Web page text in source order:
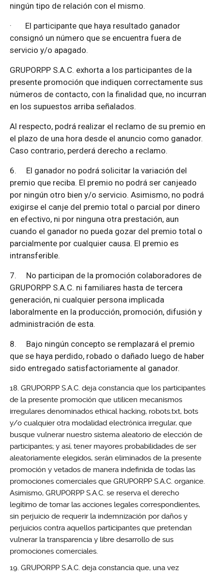
ningún tipo de relación con el mismo.
· El participante que haya resultado ganador
consignó un número que se encuentra fuera de
servicio y/o apagado.
GRUPORPP S.A.C. exhorta a los participantes de la
presente promoción que indiquen correctamente sus
números de contacto, con la finalidad que, no incurran
en los supuestos arriba señalados.
Al respecto, podrá realizar el reclamo de su premio en
el plazo de una hora desde el anuncio como ganador.
Caso contrario, perderá derecho a reclamo.
6. El ganador no podrá solicitar la variación del
premio que reciba. El premio no podrá ser canjeado
por ningún otro bien y/o servicio. Asimismo, no podrá
exigirse el canje del premio total o parcial por dinero
en efectivo, ni por ninguna otra prestación, aun
cuando el ganador no pueda gozar del premio total o
parcialmente por cualquier causa. El premio es
intransferible.
7. No participan de la promoción colaboradores de
GRUPORPP S.A.C. ni familiares hasta de tercera
generación, ni cualquier persona implicada
laboralmente en la producción, promoción, difusión y
administración de esta.
8. Bajo ningún concepto se remplazará el premio
que se haya perdido, robado o dañado luego de haber
sido entregado satisfactoriamente al ganador.
GRUPORPP S.A.C. deja constancia que los participantes
de la presente promoción que utilicen mecanismos
irregulares denominados ethical hacking, robots.txt, bots
y/o cualquier otra modalidad electrónica irregular, que
busque vulnerar nuestro sistema aleatorio de elección de
participantes; y así, tener mayores probabilidades de ser
aleatoriamente elegidos, serán eliminados de la presente
promoción y vetados de manera indefinida de todas las
promociones comerciales que GRUPORPP S.A.C. organice.
Asimismo, GRUPORPP S.A.C. se reserva el derecho
legítimo de tomar las acciones legales correspondientes,
sin perjuicio de requerir la indemnización por daños y
perjuicios contra aquellos participantes que pretendan
vulnerar la transparencia y libre desarrollo de sus
promociones comerciales.
GRUPORPP S.A.C. deja constancia que, una vez